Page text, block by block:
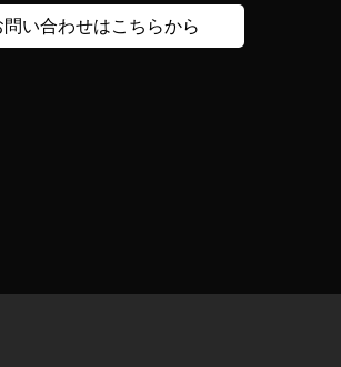
問い合わせはこちらから